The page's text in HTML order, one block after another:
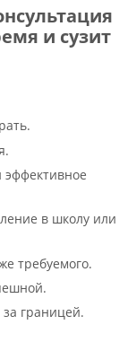
и сузит
эффективное
в школу или
требуемого.
границей.